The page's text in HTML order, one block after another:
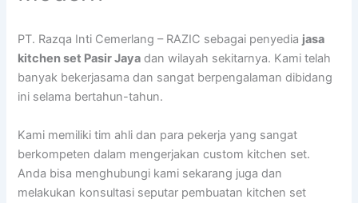
PT. Razqa Inti Cemerlang – RAZIC sebagai penyedia jasa
kitchen set Pasir Jaya dan wilayah sekitarnya. Kami telah
banyak bekerjasama dan sangat berpengalaman dibidang
ini selama bertahun-tahun.
Kami memiliki tim ahli dan para pekerja yang sangat
berkompeten dalam mengerjakan custom kitchen set.
Anda bisa menghubungi kami sekarang juga dan
melakukan konsultasi seputar pembuatan kitchen set